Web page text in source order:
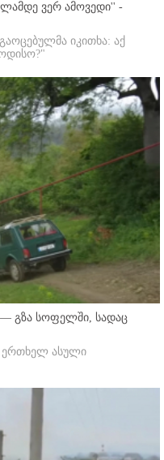
ვერ ამოვედი'' -
იკითხა: აქ
გზა სოფელში, სადაც
ერთხელ ასული